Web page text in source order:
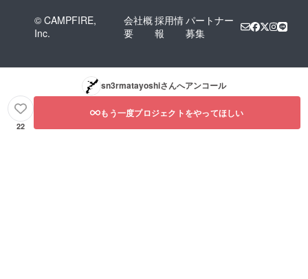
© CAMPFIRE,
Inc.
会社概
要
採用情
報
パートナー
募集
sn3rmatayoshiさんへアンコール
22
もう一度プロジェクトをやってほしい